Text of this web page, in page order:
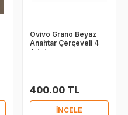
Ovivo Grano Beyaz
Anahtar Çerçeveli 4
Adet
400.00 TL
İNCELE